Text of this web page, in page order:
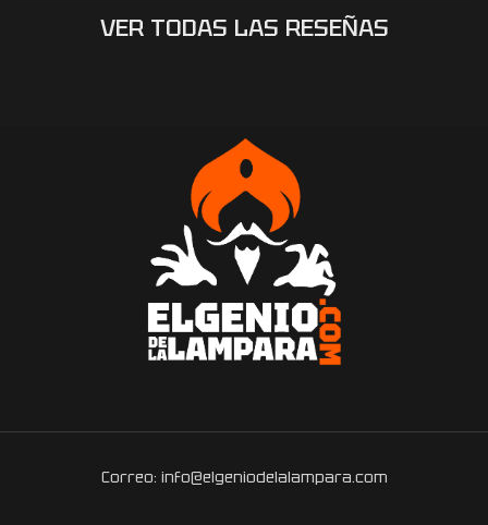
VER TODAS LAS RESEÑAS
Correo: info@elgeniodelalampara.com